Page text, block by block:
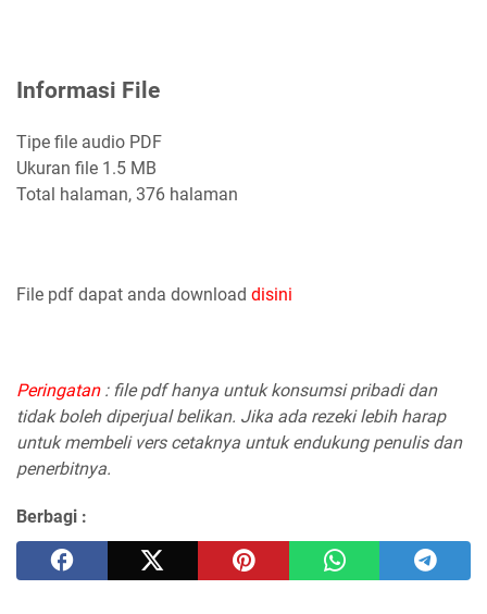
Informasi Fil e
Tipe file audio PDF
Ukuran file 1.5 MB
Total halaman, 376 halaman
File pdf dapat anda download disini
Peringatan: file pdf hanya untuk konsumsi pribadi dan
tidak boleh diperjual belikan. Jika ada rezeki lebih harap
untuk membeli vers cetaknya untuk endukung penulis dan
penerbitnya.
Berbagi :